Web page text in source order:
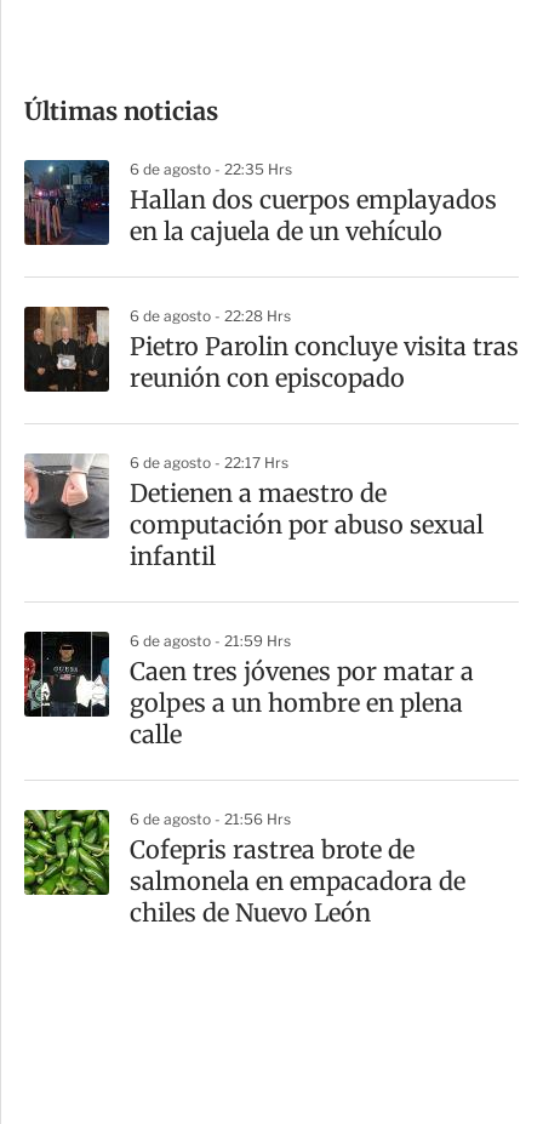
m
a
t
r
Últimas noticias
6 de agosto - 22:35 Hrs
Hallan dos cuerpos emplayados
en la cajuela de un vehículo
6 de agosto - 22:28 Hrs
Pietro Parolin concluye visita tras
reunión con episcopado
6 de agosto - 22:17 Hrs
Detienen a maestro de
computación por abuso sexual
infantil
6 de agosto - 21:59 Hrs
Caen tres jóvenes por matar a
golpes a un hombre en plena
calle
6 de agosto - 21:56 Hrs
Cofepris rastrea brote de
salmonela en empacadora de
chiles de Nuevo León